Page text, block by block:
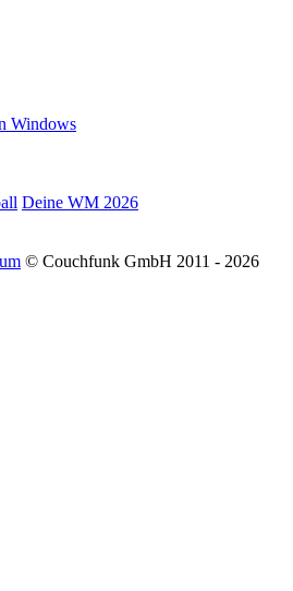
Windows
Deine WM 2026
© Couchfunk GmbH 2011 - 2026